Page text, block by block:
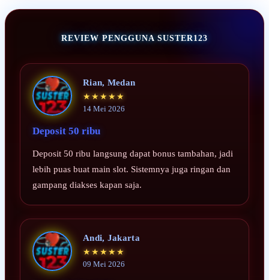
REVIEW PENGGUNA SUSTER123
Rian, Medan
★★★★★
14 Mei 2026
Deposit 50 ribu
Deposit 50 ribu langsung dapat bonus tambahan, jadi
lebih puas buat main slot. Sistemnya juga ringan dan
gampang diakses kapan saja.
Andi, Jakarta
★★★★★
09 Mei 2026